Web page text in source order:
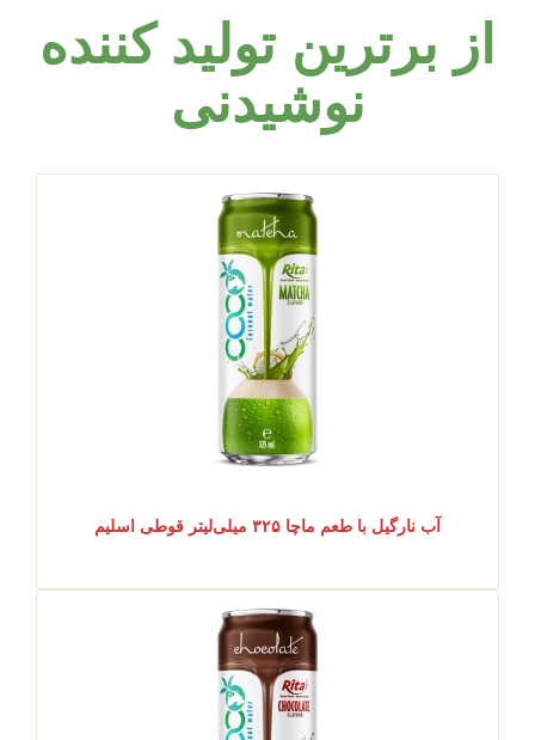
از برترین تولید کننده
نوشیدنی
آب نارگیل با طعم ماچا ۳۲۵ میلی‌لیتر قوطی اسلیم